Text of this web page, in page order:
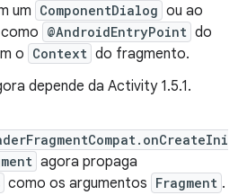
um ComponentDialog ou ao
@AndroidEntryPoint do
o Context do fragmento.
depende da Activity 1.5.1.
agora propaga
como os argumentos Fragment .